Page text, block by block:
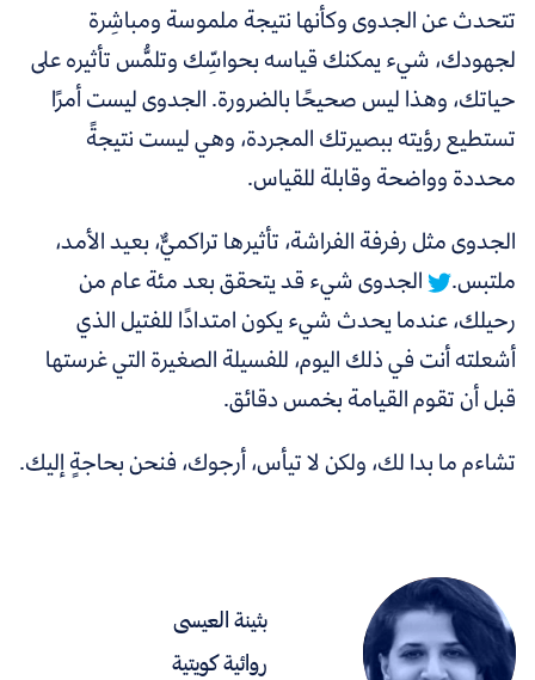
بثينة العيسى
روائية كويتية
تتحدث عن الجدوى وكأنها نتيجة ملموسة ومباشِرة
لجهودك، شيء يمكنك قياسه بحواسِّك وتلمُّس تأثيره على
حياتك، وهذا ليس صحيحًا بالضرورة. الجدوى ليست أمرًا
تستطيع رؤيته ببصيرتك المجردة، وهي ليست نتيجةً
محددة وواضحة وقابلة للقياس.
الجدوى مثل رفرفة الفراشة، تأثيرها تراكميٌّ، بعيد الأمد،
ملتبس.
الجدوى شيء قد يتحقق بعد مئة عام من
رحيلك، عندما يحدث شيء يكون امتدادًا للفتيل الذي
أشعلته أنت في ذلك اليوم، للفسيلة الصغيرة التي غرستها
قبل أن تقوم القيامة بخمس دقائق.
تشاءم ما بدا لك، ولكن لا تيأس، أرجوك، فنحن بحاجةٍ إليك.